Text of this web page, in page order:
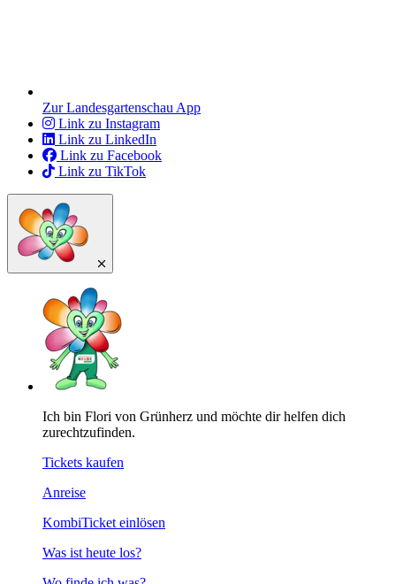
Zur Landesgartenschau App
Link zu Instagram
Link zu LinkedIn
Link zu Facebook
Link zu TikTok
Ich bin Flori von Grünherz und möchte dir helfen dich
zurechtzufinden.
Tickets kaufen
Anreise
KombiTicket einlösen
Was ist heute los?